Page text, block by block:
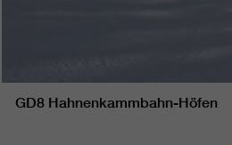
GD8 Hahnenkammbahn-Höfen